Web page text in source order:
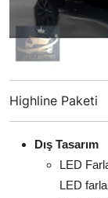
Highline Paketi
Dış Tasarım
LED
LED